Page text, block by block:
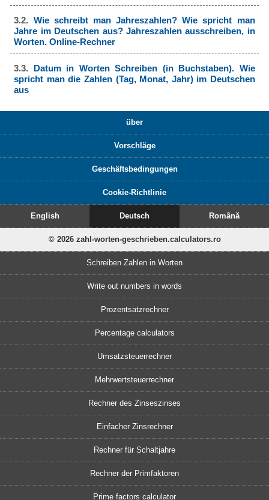
3.2. Wie schreibt man Jahreszahlen? Wie spricht man
Jahre im Deutschen aus? Jahreszahlen ausschreiben, in
Worten. Online-Rechner
3.3. Datum in Worten Schreiben (in Buchstaben). Wie
spricht man die Zahlen (Tag, Monat, Jahr) im Deutschen
aus
über
Vorschläge
Geschäftsbedingungen
Cookie-Richtlinie
English Deutsch Română
© 2026 zahl-worten-geschrieben.calculators.ro
Schreiben Zahlen in Worten
Write out numbers in words
Prozentsatzrechner
Percentage calculators
Umsatzsteuerrechner
Mehrwertsteuerrechner
Rechner des Zinseszinses
Einfacher Zinsrechner
Rechner für Schaltjahre
Rechner der Primfaktoren
Prime factors calculator